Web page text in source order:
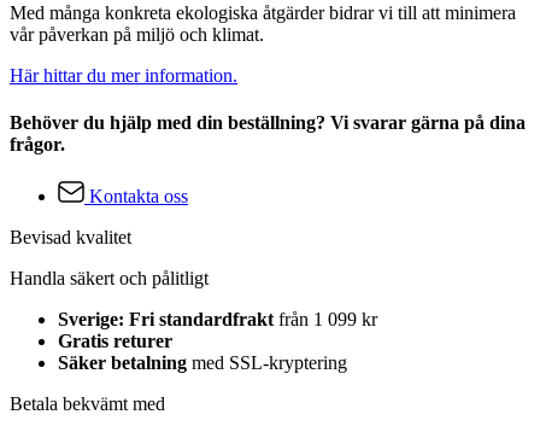
Med många konkreta ekologiska åtgärder bidrar vi till att minimera
vår påverkan på miljö och klimat.
Här hittar du mer information.
Behöver du hjälp med din beställning? Vi svarar gärna på dina
frågor.
Kontakta oss
Bevisad kvalitet
Handla säkert och pålitligt
Sverige: Fri standardfrakt från 1 099 kr
Gratis returer
Säker betalning med SSL-kryptering
Betala bekvämt med